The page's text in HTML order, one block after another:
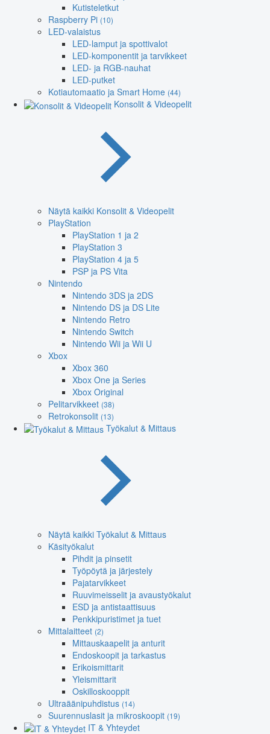
Kutisteletkut
Raspberry Pi (10)
LED-valaistus
LED-lamput ja spottivalot
LED-komponentit ja tarvikkeet
LED- ja RGB-nauhat
LED-putket
Kotiautomaatio ja Smart Home (44)
Konsolit & Videopelit
Näytä kaikki Konsolit & Videopelit
PlayStation
PlayStation 1 ja 2
PlayStation 3
PlayStation 4 ja 5
PSP ja PS Vita
Nintendo
Nintendo 3DS ja 2DS
Nintendo DS ja DS Lite
Nintendo Retro
Nintendo Switch
Nintendo Wii ja Wii U
Xbox
Xbox 360
Xbox One ja Series
Xbox Original
Pelitarvikkeet (38)
Retrokonsolit (13)
Työkalut & Mittaus
Näytä kaikki Työkalut & Mittaus
Käsityökalut
Pihdit ja pinsetit
Työpöytä ja järjestely
Pajatarvikkeet
Ruuvimeisselit ja avaustyökalut
ESD ja antistaattisuus
Penkkipuristimet ja tuet
Mittalaitteet (2)
Mittauskaapelit ja anturit
Endoskoopit ja tarkastus
Erikoismittarit
Yleismittarit
Oskilloskooppit
Ultraäänipuhdistus (14)
Suurennuslasit ja mikroskoopit (19)
IT & Yhteydet